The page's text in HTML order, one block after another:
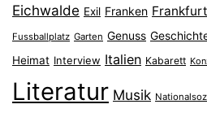
Eichwalde Exil Franken
Fussballplatz Garten Genuss
Heimat Interview Italien Kabarett
Literatur Musik